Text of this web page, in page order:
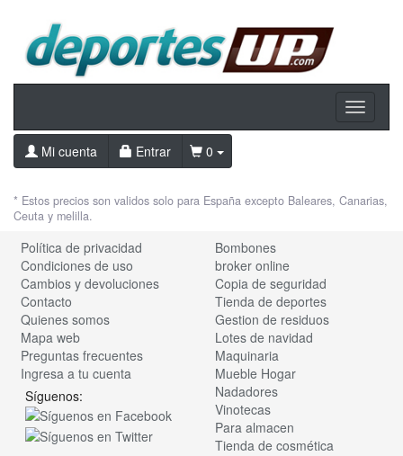
Toggle
Mi cuenta
Entrar 0
* Estos precios son validos solo para España excepto Baleares, Canarias,
Ceuta y melilla.
Política de privacidad
Condiciones de uso
Cambios y devoluciones
Contacto
Quienes somos
Mapa web
Preguntas frecuentes
Ingresa a tu cuenta
Síguenos:
Bombones
broker online
Copia de seguridad
Tienda de deportes
Gestion de residuos
Lotes de navidad
Maquinaria
Mueble Hogar
Nadadores
Vinotecas
Para almacen
Tienda de cosmética